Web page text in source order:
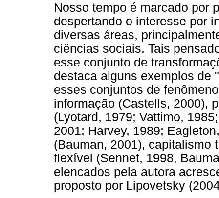
Nosso tempo é marcado por
despertando o interesse por
diversas áreas,
ciências sociais. Tais
esse conjunto de
destaca alguns exemplos de
esses conjuntos de
informação (Castells, 2000),
(Lyotard, 1979; Vattimo,
2001; Harvey, 1989;
(Bauman, 2001), capitalismo
flexível (Sennet, 1998,
elencados pela autora
proposto por Lipovetsky